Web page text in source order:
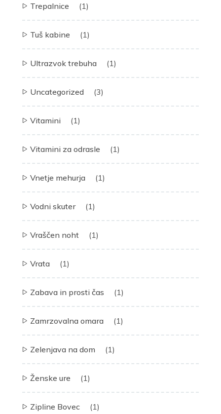
Trepalnice (1)
Tuš kabine (1)
Ultrazvok trebuha (1)
Uncategorized (3)
Vitamini (1)
Vitamini za odrasle (1)
Vnetje mehurja (1)
Vodni skuter (1)
Vraščen noht (1)
Vrata (1)
Zabava in prosti čas (1)
Zamrzovalna omara (1)
Zelenjava na dom (1)
Ženske ure (1)
Zipline Bovec (1)